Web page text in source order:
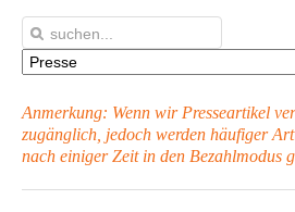
Anmerkung: Wenn wir Presseartikel
zugänglich, jedoch werden häufiger
nach einiger Zeit in den Bezahlmodus